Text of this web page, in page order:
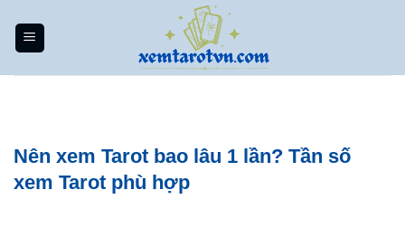
qua
nội
dung
Nên xem Tarot bao lâu 1 lần? Tần số
xem Tarot phù hợp